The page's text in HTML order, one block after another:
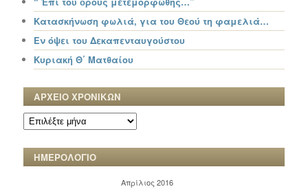
Κατασκήνωση φωλιά, για του Θεού τη φαμελιά…
Εν όψει του Δεκαπενταυγούστου
Κυριακή Θ΄ Ματθαίου
ΑΡΧΕΙΟ ΧΡΟΝΙΚΩΝ
ΑΡΧΕΙΟ
ΧΡΟΝΙΚΩΝ
ΗΜΕΡΟΛΟΓΙΟ
Απρίλιος 2016